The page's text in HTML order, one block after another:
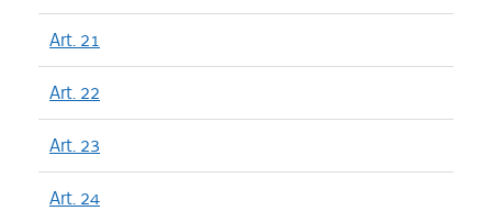
Art. 21
Art. 22
Art. 23
Art. 24